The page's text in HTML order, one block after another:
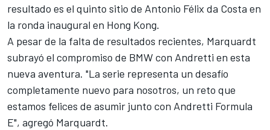
resultado es el quinto sitio de Antonio Félix da Costa en
la ronda inaugural en Hong Kong.
A pesar de la falta de resultados recientes, Marquardt
subrayó el compromiso de BMW con Andretti en esta
nueva aventura. "La serie representa un desafío
completamente nuevo para nosotros, un reto que
estamos felices de asumir junto con Andretti Formula
E", agregó Marquardt.